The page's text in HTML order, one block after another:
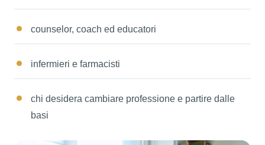
counselor, coach ed educatori
infermieri e farmacisti
chi desidera cambiare professione e partire dalle
basi